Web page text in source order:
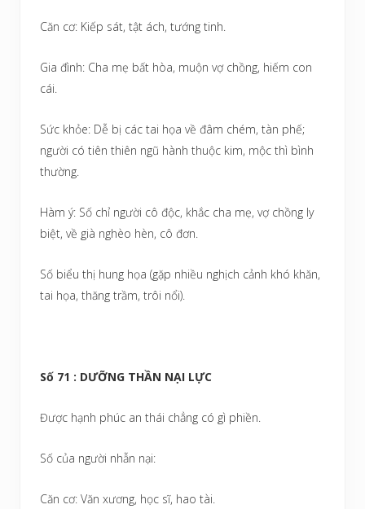
Căn cơ: Kiếp sát, tật ách, tướng tinh.
Gia đình: Cha mẹ bất hòa, muộn vợ chồng, hiếm con
cái.
Sức khỏe: Dễ bị các tai họa về đâm chém, tàn phế;
người có tiên thiên ngũ hành thuộc kim, mộc thì bình
thường.
Hàm ý: Số chỉ người cô độc, khắc cha mẹ, vợ chồng ly
biệt, về già nghèo hèn, cô đơn.
Số biểu thị hung họa (gặp nhiều nghịch cảnh khó khăn,
tai họa, thăng trầm, trôi nổi).
Số 71 : DƯỠNG THẦN NẠI LỰC
Được hạnh phúc an thái chẳng có gì phiền.
Số của người nhẫn nại:
Căn cơ: Văn xương, học sĩ, hao tài.